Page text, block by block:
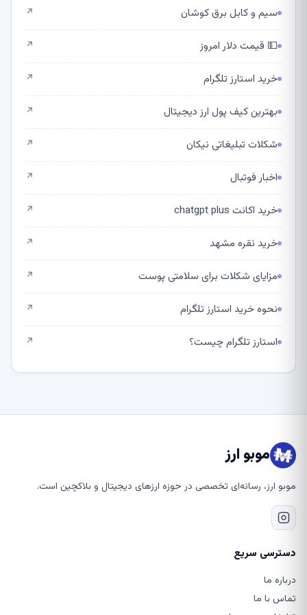
سیم و کابل برق کوشان ↗
💵 قیمت دلار امروز ↗
خرید استارز تلگرام ↗
بهترین کیف پول ارز دیجیتال ↗
شکلات تبلیغاتی نیکان ↗
اخبار فوتبال ↗
خرید اکانت chatgpt plus ↗
خرید نقره مشهد ↗
مزایای شکلات برای سلامتی پوست ↗
نحوه خرید استارز تلگرام ↗
استارز تلگرام چیست؟ ↗
موبو ارز
موبو ارز، رسانه‌ای تخصصی در حوزه ارزهای دیجیتال و بلاکچین است.
دسترسی سریع
درباره ما
تماس با ما